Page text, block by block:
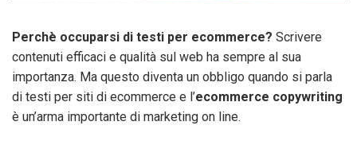
Perchè occuparsi di testi per ecommerce? Scrivere
contenuti efficaci e qualità sul web ha sempre al sua
importanza. Ma questo diventa un obbligo quando si parla
di testi per siti di ecommerce e l’ecommerce copywriting
è un’arma importante di marketing on line.